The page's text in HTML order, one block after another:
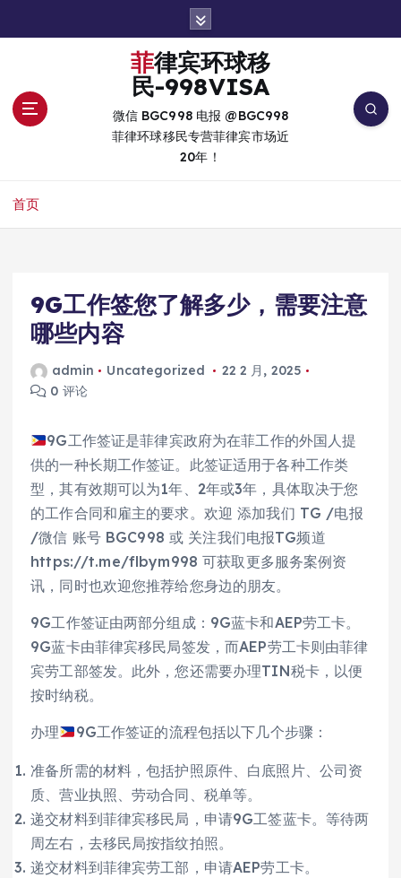
菲律宾环球移
民-998VISA
微信 BGC998 电报 @BGC998
菲律环球移民专营菲律宾市场近
20年！
首页
9G工作签您了解多少，需要注意
哪些内容
admin Uncategorized
22 2 月, 2025
0 评论
9G工作签证是菲律宾政府为在菲工作的外国人提
供的一种长期工作签证。此签证适用于各种工作类
型，其有效期可以为1年、2年或3年，具体取决于您
的工作合同和雇主的要求。欢迎 添加我们 TG /电报
/微信 账号 BGC998 或 关注我们电报TG频道
https://t.me/flbym998 可获取更多服务案例资
讯，同时也欢迎您推荐给您身边的朋友。
9G工作签证由两部分组成：9G蓝卡和AEP劳工卡。
9G蓝卡由菲律宾移民局签发，而AEP劳工卡则由菲律
宾劳工部签发。此外，您还需要办理TIN税卡，以便
按时纳税。
办理 9G工作签证的流程包括以下几个步骤：
准备所需的材料，包括护照原件、白底照片、公司资
质、营业执照、劳动合同、税单等。
递交材料到菲律宾移民局，申请9G工签蓝卡。等待两
周左右，去移民局按指纹拍照。
递交材料到菲律宾劳工部，申请AEP劳工卡。